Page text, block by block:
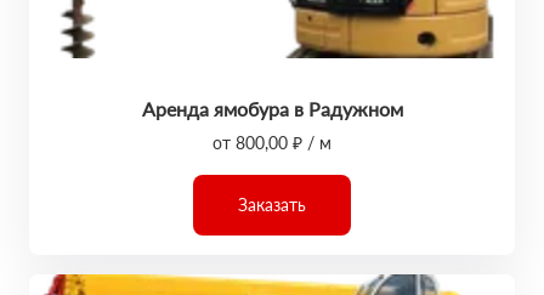
Аренда ямобура в Радужном
от 800,00 ₽ / м
Заказать